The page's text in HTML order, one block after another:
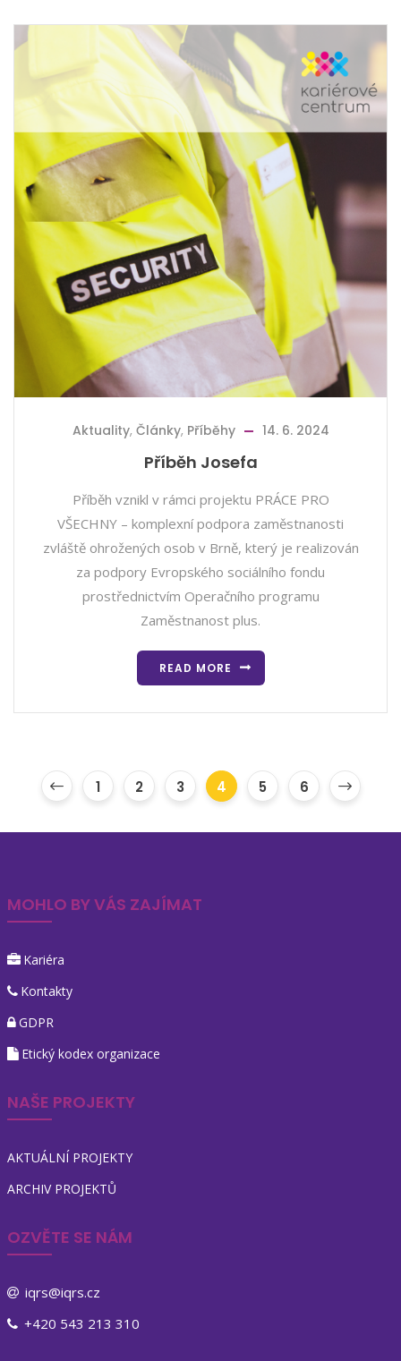
Aktuality, Články, Příběhy 14. 6. 2024
Příběh Josefa
Příběh vznikl v rámci projektu PRÁCE PRO
VŠECHNY – komplexní podpora zaměstnanosti
zvláště ohrožených osob v Brně, který je realizován
za podpory Evropského sociálního fondu
prostřednictvím Operačního programu
Zaměstnanost plus.
READ MORE
1 2 3 4 5 6
MOHLO BY VÁS ZAJÍMAT
Kariéra
Kontakty
GDPR
Etický kodex organizace
NAŠE PROJEKTY
AKTUÁLNÍ PROJEKTY
ARCHIV PROJEKTŮ
OZVĚTE SE NÁM
iqrs@iqrs.cz
+420 543 213 310